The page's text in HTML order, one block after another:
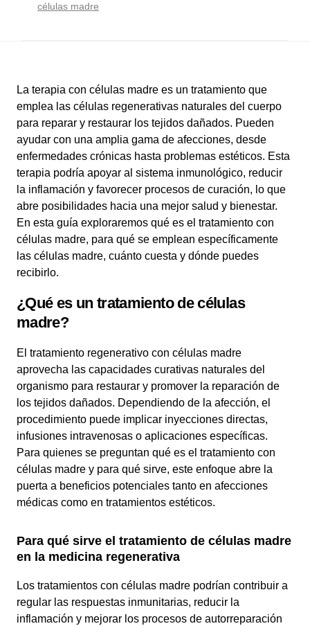
La terapia con células madre es un tratamiento que
emplea las células regenerativas naturales del cuerpo
para reparar y restaurar los tejidos dañados. Pueden
ayudar con una amplia gama de afecciones, desde
enfermedades crónicas hasta problemas estéticos. Esta
terapia podría apoyar al sistema inmunológico, reducir
la inflamación y favorecer procesos de curación, lo que
abre posibilidades hacia una mejor salud y bienestar.
En esta guía exploraremos qué es el tratamiento con
células madre, para qué se emplean específicamente
las células madre, cuánto cuesta y dónde puedes
recibirlo.
¿Qué es un tratamiento de células
madre?
El tratamiento regenerativo con células madre
aprovecha las capacidades curativas naturales del
organismo para restaurar y promover la reparación de
los tejidos dañados. Dependiendo de la afección, el
procedimiento puede implicar inyecciones directas,
infusiones intravenosas o aplicaciones específicas.
Para quienes se preguntan qué es el tratamiento con
células madre y para qué sirve, este enfoque abre la
puerta a beneficios potenciales tanto en afecciones
médicas como en tratamientos estéticos.
Para qué sirve el tratamiento de células madre
en la medicina regenerativa
Los tratamientos con células madre podrían contribuir a
regular las respuestas inmunitarias, reducir la
inflamación y mejorar los procesos de autorreparación
células madre